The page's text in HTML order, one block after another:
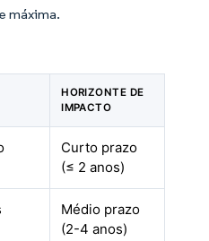
máxima.
HORIZONTE DE
IMPACTO
Curto prazo
(≤ 2 anos)
Médio prazo
(2-4 anos)